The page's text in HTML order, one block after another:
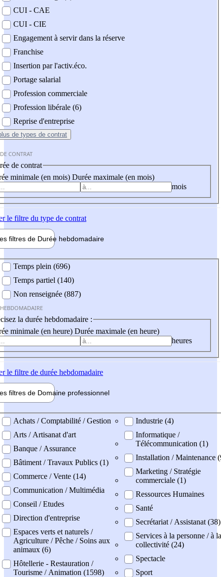
CUI - CAE
CUI - CIE
Engagement à servir dans la réserve
Franchise
Insertion par l'activ.éco.
Portage salarial
Profession commerciale
Profession libérale (6)
Reprise d'entreprise
de types de contrat
CONTRAT
de contrat
minimale (en mois) Durée maximale (en mois)
mois
le filtre du type de contrat
filtres de Durée hebdomadaire
Temps plein (696)
Temps partiel (140)
Non renseignée (887)
la durée hebdomadaire :
minimale (en heure) Durée maximale (en heure)
heures
le filtre de durée hebdomadaire
filtres de Domaine professionnel
professionel
Achats / Comptabilité / Gestion
Arts / Artisanat d'art
Banque / Assurance
Bâtiment / Travaux Publics (1)
Commerce / Vente (14)
Communication / Multimédia
Conseil / Etudes
Direction d'entreprise
Espaces verts et naturels /
Agriculture / Pêche / Soins aux
animaux (6)
Hôtellerie - Restauration /
Tourisme / Animation (1598)
Industrie (4)
Informatique /
Télécommunication (1)
Installation / Maintenance
Marketing / Stratégie
commerciale (1)
Ressources Humaines
Santé
Secrétariat / Assistanat (38)
Services à la personne / à la
collectivité (24)
Spectacle
Sport